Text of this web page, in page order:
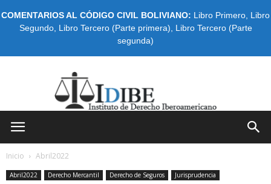
COMENTARIOS AL CÓDIGO CIVIL BOLIVIANO: Libro Primero Libro
Segundo, Libro Tercero (Parte primera)
Libro Tercero (Parte
segunda)
Inicio Abril2022
Abril2022 Derecho Mercantil Derecho de Seguros Jurisprudencia